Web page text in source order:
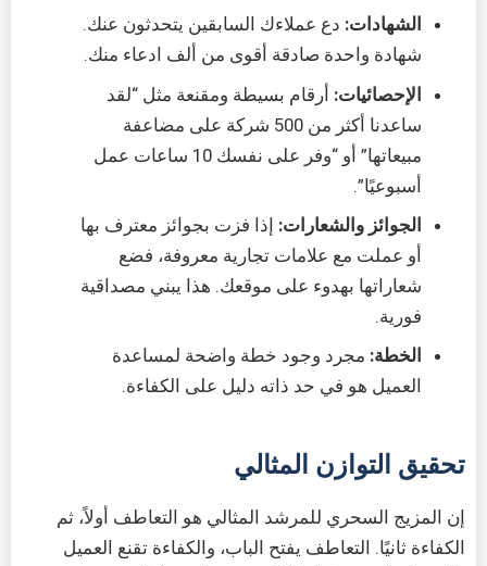
الشهادات: دع عملاءك السابقين يتحدثون عنك.
شهادة واحدة صادقة أقوى من ألف ادعاء منك.
الإحصائيات: أرقام بسيطة ومقنعة مثل “لقد
ساعدنا أكثر من 500 شركة على مضاعفة
مبيعاتها” أو “وفر على نفسك 10 ساعات عمل
أسبوعيًا”.
الجوائز والشعارات: إذا فزت بجوائز معترف بها
أو عملت مع علامات تجارية معروفة، فضع
شعاراتها بهدوء على موقعك. هذا يبني مصداقية
فورية.
الخطة: مجرد وجود خطة واضحة لمساعدة
العميل هو في حد ذاته دليل على الكفاءة.
تحقيق التوازن المثالي
إن المزيج السحري للمرشد المثالي هو التعاطف أولاً، ثم
الكفاءة ثانيًا. التعاطف يفتح الباب، والكفاءة تقنع العميل